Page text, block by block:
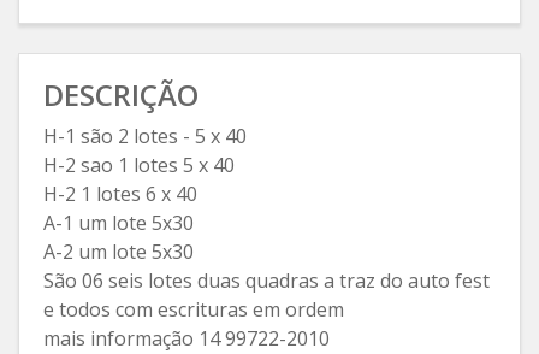
DESCRIÇÃO
H-1 são 2 lotes - 5 x 40
H-2 sao 1 lotes 5 x 40
H-2 1 lotes 6 x 40
A-1 um lote 5x30
A-2 um lote 5x30
São 06 seis lotes duas quadras a traz do auto fest
e todos com escrituras em ordem
mais informação 14 99722-2010